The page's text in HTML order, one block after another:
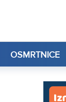
OSMRTNICE